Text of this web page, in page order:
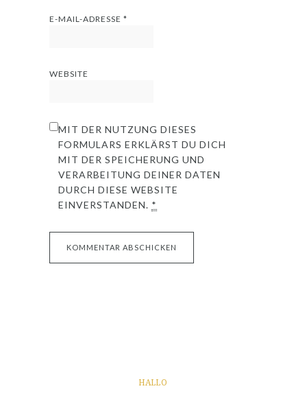
E-MAIL-ADRESSE*
WEBSITE
MIT DER NUTZUNG DIESES
FORMULARS ERKLÄRST DU DICH
MIT DER SPEICHERUNG UND
VERARBEITUNG DEINER DATEN
DURCH DIESE WEBSITE
EINVERSTANDEN. *
HALLO